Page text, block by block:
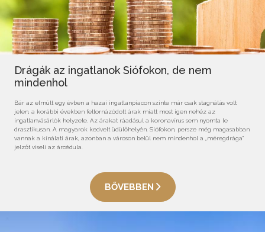
Drágák az ingatlanok Siófokon, de nem
mindenhol
Bár az elmúlt egy évben a hazai ingatlanpiacon szinte már csak stagnálás volt
jelen, a korábbi években feltornázódott árak miatt most igen nehéz az
ingatlanvásárlók helyzete. Az árakat ráadásul a koronavírus sem nyomta le
drasztikusan. A magyarok kedvelt üdülőhelyén, Siófokon, persze még magasabban
vannak a kínálati árak, azonban a városon belül nem mindenhol a „méregdrága”
jelzőt viseli az árcédula.
BŐVEBBEN